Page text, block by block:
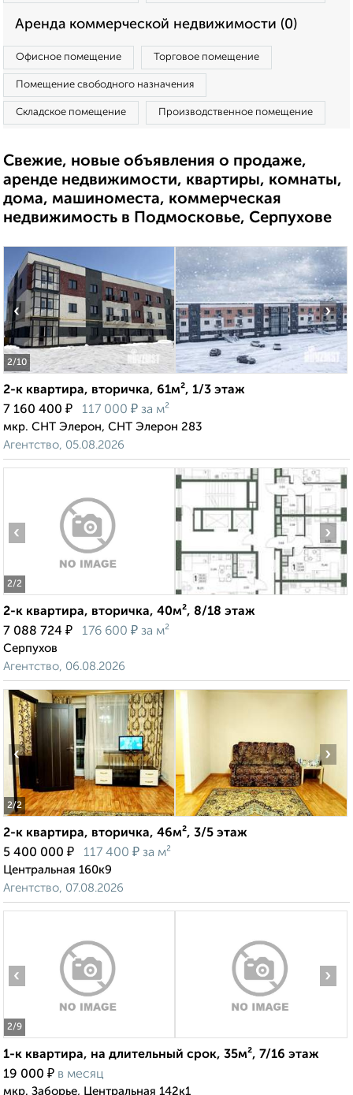
Аренда коммерческой недвижимости (0)
Офисное помещение Торговое помещение
Помещение свободного назначения
Складское помещение Производственное помещение
Свежие, новые объявления о продаже,
аренде недвижимости, квартиры, комнаты,
дома, машиноместа, коммерческая
недвижимость в Подмосковье, Серпухове
2/10
‹ ›
2-к квартира, вторичка, 61м², 1/3 этаж
7 160 400 ₽ 117 000 ₽ за м²
мкр. СНТ Элерон, СНТ Элерон 283
Агентство, 05.08.2026
2/2
‹ ›
2-к квартира, вторичка, 40м², 8/18 этаж
7 088 724 ₽ 176 600 ₽ за м²
Серпухов
Агентство, 06.08.2026
2/2
‹ ›
2-к квартира, вторичка, 46м², 3/5 этаж
5 400 000 ₽ 117 400 ₽ за м²
Центральная 160к9
Агентство, 07.08.2026
2/9
‹ ›
1-к квартира, на длительный срок, 35м², 7/16 этаж
19 000 ₽ в месяц
мкр. Заборье, Центральная 142к1